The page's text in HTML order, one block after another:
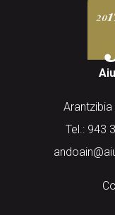
Arantzibia
Tel.: 943